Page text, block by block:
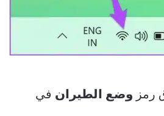
رمز وضع الطيران في